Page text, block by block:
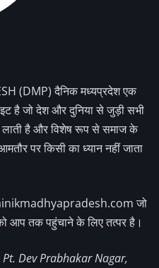
(DMP) दैनिक मध्यप्रदेश एक
है जो देश और दुनिया से जुड़ी सभी
है और विशेष रूप से समाज के
पर किसी का ध्यान नहीं जाता
जो
आप तक पहुंचाने के लिए तत्पर है।
Dev Prabhakar Nagar,